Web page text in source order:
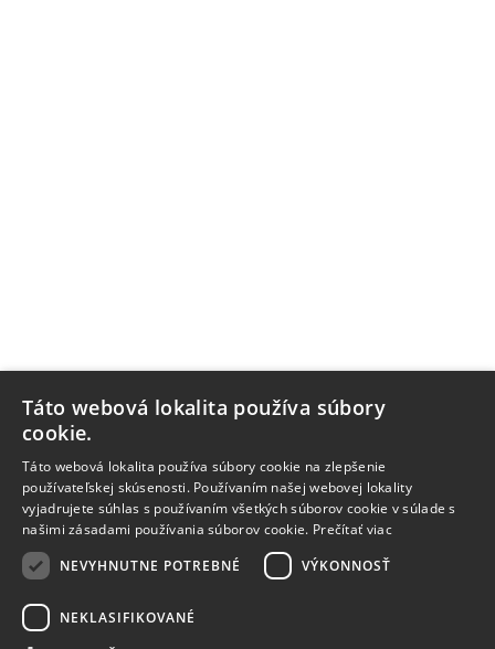
Táto webová lokalita používa súbory
cookie.
Táto webová lokalita používa súbory cookie na zlepšenie
používateľskej skúsenosti. Používaním našej webovej lokality
vyjadrujete súhlas s používaním všetkých súborov cookie v súlade s
našimi zásadami používania súborov cookie. Prečítať viac
NEVYHNUTNE POTREBNÉ
VÝKONNOSŤ
NEKLASIFIKOVANÉ